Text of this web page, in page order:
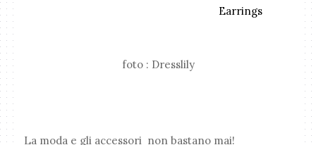
Earrings
foto : Dresslily
La moda e gli accessori non bastano mai!